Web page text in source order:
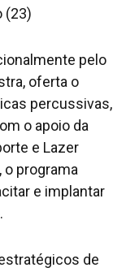
(23)
pelo
oferta o
percussivas,
o apoio da
e Lazer
o programa
e implantar
de